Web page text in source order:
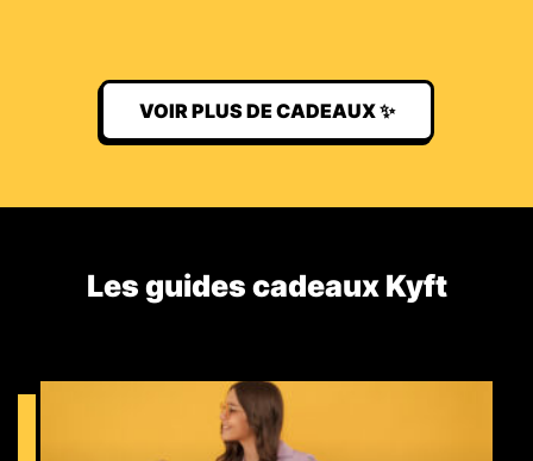
VOIR PLUS DE CADEAUX ✨
Les guides cadeaux Kyft​